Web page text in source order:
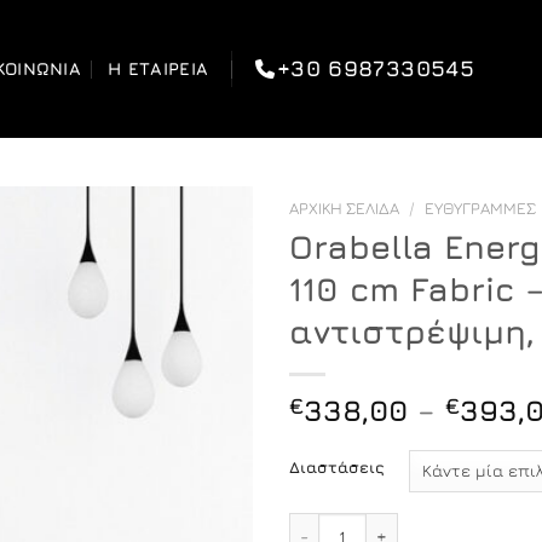
Η ΕΤΑΙΡΕΊΑ +30 6987330545
ΑΡΧΙΚΉ ΣΕΛΊΔΑ / ΕΥΘΎΓΡΑΜΜΕΣ
Orabella
110 cm Fabric
€338,00 – €
Διαστάσεις